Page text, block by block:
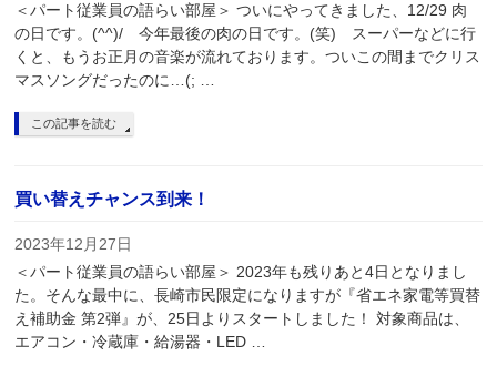
＜パート従業員の語らい部屋＞ ついにやってきました、12/29 肉
の日です。(^^)/ 今年最後の肉の日です。(笑) スーパーなどに行
くと、もうお正月の音楽が流れております。ついこの間までクリス
マスソングだったのに…(; …
この記事を読む
買い替えチャンス到来！
2023年12月27日
＜パート従業員の語らい部屋＞ 2023年も残りあと4日となりまし
た。そんな最中に、長崎市民限定になりますが『省エネ家電等買替
え補助金 第2弾』が、25日よりスタートしました！ 対象商品は、
エアコン・冷蔵庫・給湯器・LED …